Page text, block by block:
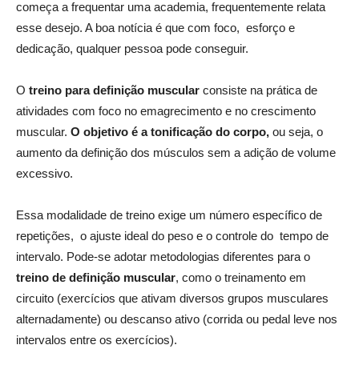
começa a frequentar uma academia, frequentemente relata
esse desejo. A boa notícia é que com foco, esforço e
dedicação, qualquer pessoa pode conseguir.
O treino para definição muscular consiste na prática de
atividades com foco no emagrecimento e no crescimento
muscular. O objetivo é a tonificação do corpo, ou seja, o
aumento da definição dos músculos sem a adição de volume
excessivo.
Essa modalidade de treino exige um número específico de
repetições, o ajuste ideal do peso e o controle do tempo de
intervalo. Pode-se adotar metodologias diferentes para o
treino de definição muscular, como o treinamento em
circuito (exercícios que ativam diversos grupos musculares
alternadamente) ou descanso ativo (corrida ou pedal leve nos
intervalos entre os exercícios).